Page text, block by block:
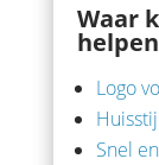
Waar
Logo
Snel